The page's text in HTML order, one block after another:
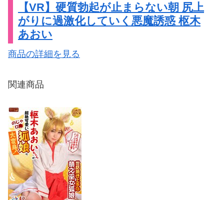
【VR】硬質勃起が止まらない朝 尻上
がりに過激化していく悪魔誘惑 枢木
あおい
商品の詳細を見る
関連商品